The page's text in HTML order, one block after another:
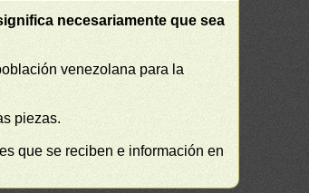
necesariamente que sea
venezolana para la
piezas.
que se reciben e información en